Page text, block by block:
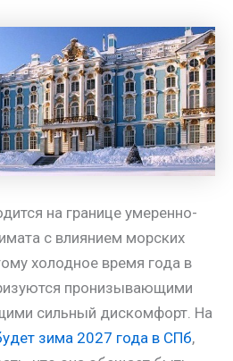
на границе умеренно-
с влиянием морских
холодное время года в
пронизывающими
сильный дискомфорт. На
зима 2027 года в СПб,